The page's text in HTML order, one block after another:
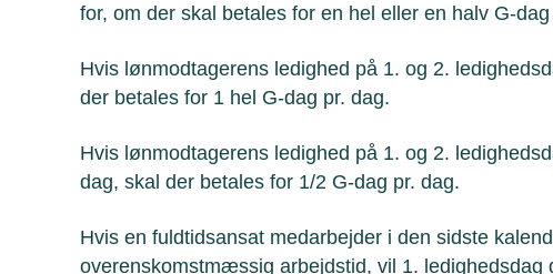
for, om der skal betales for en hel eller en halv G-
Hvis lønmodtagerens ledighed på 1. og 2.
der betales for 1 hel G-dag pr. dag.
Hvis lønmodtagerens ledighed på 1. og 2.
dag, skal der betales for 1/2 G-dag pr. dag.
Hvis en fuldtidsansat medarbejder i den sidste
overenskomstmæssig arbejdstid, vil 1.